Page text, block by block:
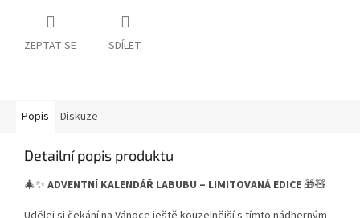
ZEPTAT SE SDÍLET
Popis Diskuze
Detailní popis produktu
🎄✨ ADVENTNÍ KALENDÁŘ LABUBU – LIMITOVANÁ EDICE 🎁🧸